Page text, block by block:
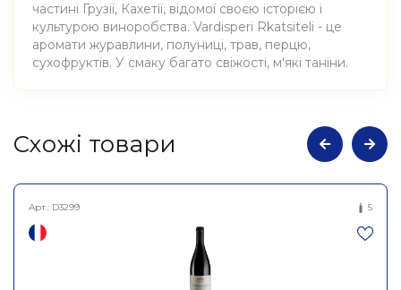
частині Грузії, Кахетії, відомої своєю історією і
культурою виноробства. Vardisperi Rkatsiteli - це
аромати журавлини, полуниці, трав, перцю,
сухофруктів. У смаку багато свіжості, м'які таніни.
Атрибути
натуральне сухе рожеве
Валдішпері Ркацителі,
Pheasant's Tears 0,75л
Cхожі товари
Арт.: D3299 5